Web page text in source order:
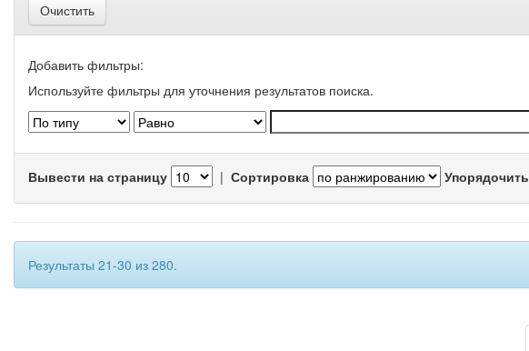
Очистить
Добавить фильтры:
Используйте фильтры для уточнения результатов поиска.
Вывести на страницу | Сортировка Упорядочить
Результаты 21-30 из 280.